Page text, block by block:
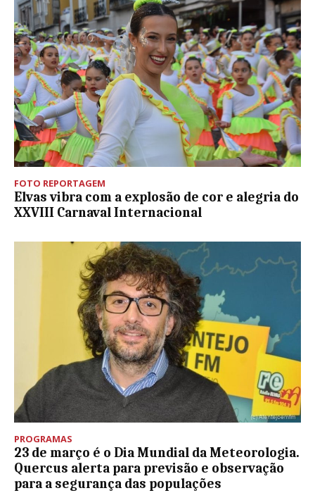
FOTO REPORTAGEM
Elvas vibra com a explosão de cor e alegria do
XXVIII Carnaval Internacional
PROGRAMAS
23 de março é o Dia Mundial da Meteorologia.
Quercus alerta para previsão e observação
para a segurança das populações